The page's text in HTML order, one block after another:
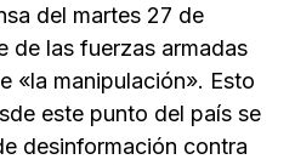
del martes 27 de
de las fuerzas armadas
«la manipulación». Esto
este punto del país se
desinformación contra